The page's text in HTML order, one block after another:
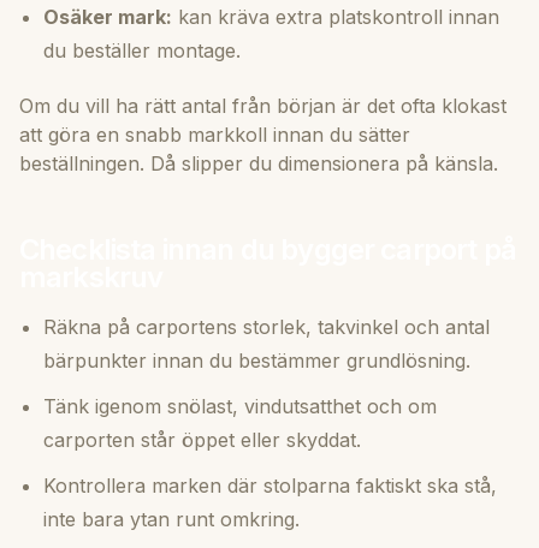
Osäker mark: kan kräva extra platskontroll innan
du beställer montage.
Om du vill ha rätt antal från början är det ofta klokast
att göra en snabb markkoll innan du sätter
beställningen. Då slipper du dimensionera på känsla.
Räkna på carportens storlek, takvinkel och antal
bärpunkter innan du bestämmer grundlösning.
Tänk igenom snölast, vindutsatthet och om
carporten står öppet eller skyddat.
Kontrollera marken där stolparna faktiskt ska stå,
inte bara ytan runt omkring.